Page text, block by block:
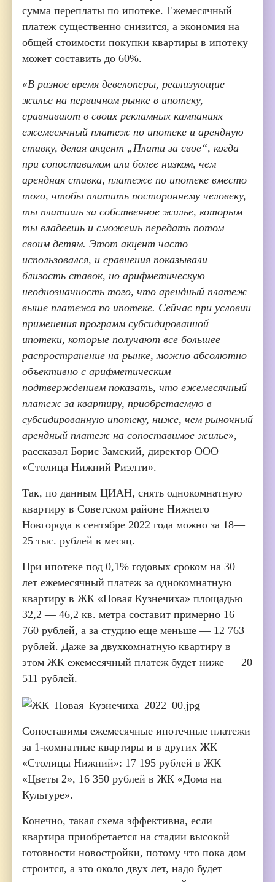
сумма переплаты по ипотеке. Ежемесячный
платеж существенно снизится, а экономия на
общей стоимости покупки квартиры в ипотеку
может составить до 60%.
«В разное время девелоперы, реализующие
жилье на первичном рынке в ипотеку,
сравнивают в своих рекламных кампаниях
ежемесячный платеж по ипотеке и арендную
ставку, делая акцент „Плати за свое“, когда
при сопоставимом или более низком, чем
арендная ставка, платеже по ипотеке вместо
того, чтобы платить постороннему человеку,
ты платишь за собственное жилье, которым
ты владеешь и сможешь передать потом
своим детям. Этот акцент часто
использовался, и сравнения показывали
близость ставок, но арифметическую
неоднозначность того, что арендный платеж
выше платежа по ипотеке. Сейчас при условии
применения программ субсидированной
ипотеки, которые получают все большее
распространение на рынке, можно абсолютно
объективно с арифметическим
подтверждением показать, что ежемесячный
платеж за квартиру, приобретаемую в
субсидированную ипотеку, ниже, чем рыночный
арендный платеж на сопоставимое жилье», —
рассказал Борис Замский, директор ООО
«Столица Нижний Риэлти».
Так, по данным ЦИАН, снять однокомнатную
квартиру в Советском районе Нижнего
Новгорода в сентябре 2022 года можно за 18—
25 тыс. рублей в месяц.
При ипотеке под 0,1% годовых сроком на 30
лет ежемесячный платеж за однокомнатную
квартиру в ЖК «Новая Кузнечиха» площадью
32,2 — 46,2 кв. метра составит примерно 16
760 рублей, а за студию еще меньше — 12 763
рублей. Даже за двухкомнатную квартиру в
этом ЖК ежемесячный платеж будет ниже — 20
511 рублей.
Сопоставимы ежемесячные ипотечные платежи
за 1-комнатные квартиры и в других ЖК
«Столицы Нижний»: 17 195 рублей в ЖК
«Цветы 2», 16 350 рублей в ЖК «Дома на
Культуре».
Конечно, такая схема эффективна, если
квартира приобретается на стадии высокой
готовности новостройки, потому что пока дом
строится, а это около двух лет, надо будет